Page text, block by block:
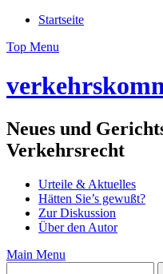
Skip
content
Startseite
Top Menu
Neues und
Verkehrsrecht
Urteile & Aktuelles
Hätten Sie’s gewußt?
Zur Diskussion
Über den Autor
Main Menu